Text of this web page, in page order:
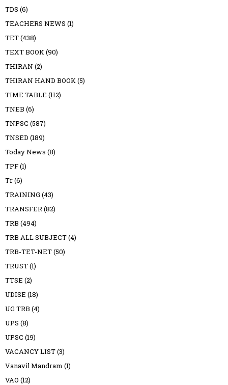
TDS (6)
TEACHERS NEWS (1)
TET(438)
TEXT BOOK(90)
THIRAN (2)
THIRAN HAND BOOK(5)
TIME TABLE (112)
TNEB (6)
TNPSC (587)
TNSED (189)
Today News (8)
TPF(1)
Tr(6)
TRAINING (43)
TRANSFER(82)
TRB (494)
TRB ALL SUBJECT(4)
TRB-TET-NET(50)
TRUST(1)
TTSE (2)
UDISE (18)
UG TRB (4)
UPS (8)
UPSC (19)
VACANCY LIST(3)
Vanavil Mandram (1)
VAO (12)